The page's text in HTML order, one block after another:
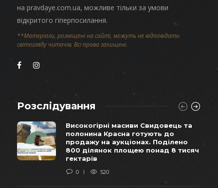
на pravdaye.com.ua, можливе тільки за умови
відкритого гіперпосилання.
**Матеріали, розміщені на сайті, можуть не відповідати
світогляду читачів. Всі права захищені.
Розслідування
Високогірні масиви Свидовець та
полонина Красна готують до
продажу на аукціонах. Поділено
800 ділянок площею понад 8 тисяч
гектарів
0 520